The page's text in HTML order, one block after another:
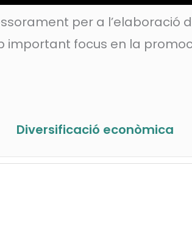
per a l’elaboració
important focus en la
Diversificació econòmica